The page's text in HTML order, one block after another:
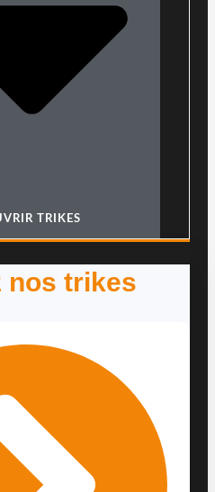
TRIKES
nos trikes